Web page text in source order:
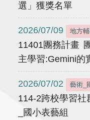
選」獲獎名單
2026/07/09 地方
11401團務計畫
主學習:Gemini的
2026/07/02 藝術_
114-2跨校學習社
_國小表藝組